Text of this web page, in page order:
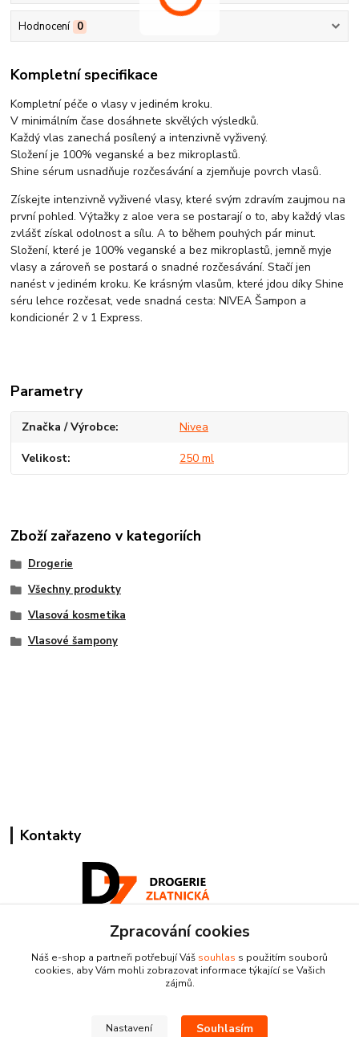
Hodnocení 0
Kompletní specifikace
Kompletní péče o vlasy v jediném kroku.
V minimálním čase dosáhnete skvělých výsledků.
Každý vlas zanechá posílený a intenzivně vyživený.
Složení je 100% veganské a bez mikroplastů.
Shine sérum usnadňuje rozčesávání a zjemňuje povrch vlasů.
Získejte intenzivně vyživené vlasy, které svým zdravím zaujmou na
první pohled. Výtažky z aloe vera se postarají o to, aby každý vlas
zvlášť získal odolnost a sílu. A to během pouhých pár minut.
Složení, které je 100% veganské a bez mikroplastů, jemně myje
vlasy a zároveň se postará o snadné rozčesávání. Stačí jen
nanést v jediném kroku. Ke krásným vlasům, které jdou díky Shine
séru lehce rozčesat, vede snadná cesta: NIVEA Šampon a
kondicionér 2 v 1 Express.
Parametry
Značka / Výrobce Nivea
Velikost 250 ml
Zboží zařazeno v kategoriích
Drogerie
Všechny produkty
Vlasová kosmetika
Vlasové šampony
Kontakty
+420 224 818 812
Po-Pá: 8:00-18:00 hod.
Zpracování cookies
Náš e-shop a partneři potřebují Váš souhlas s použitím souborů
cookies, aby Vám mohli zobrazovat informace týkající se Vašich
zájmů.
Nastavení Souhlasím